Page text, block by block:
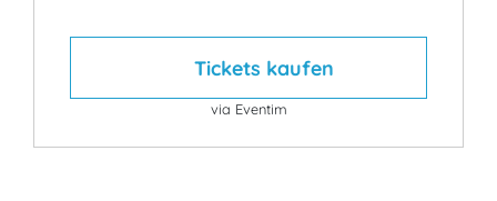
Tickets kaufen
via Eventim